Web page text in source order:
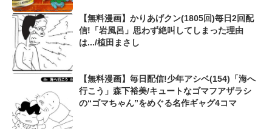
【無料漫画】かりあげクン(1805回)毎日2回配
信!「岩風呂」思わず絶叫してしまった理由
は.../植田まさし
【無料漫画】毎日配信!少年アシベ(154)「海へ
行こう」森下裕美/キュートなゴマフアザラシ
の“ゴマちゃん”をめぐる名作ギャグ4コマ